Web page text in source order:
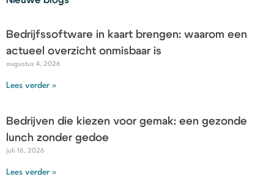
Bedrijfssoftware in kaart brengen: waarom een
actueel overzicht onmisbaar is
augustus 4, 2026
Lees verder »
Bedrijven die kiezen voor gemak: een gezonde
lunch zonder gedoe
juli 16, 2026
Lees verder »